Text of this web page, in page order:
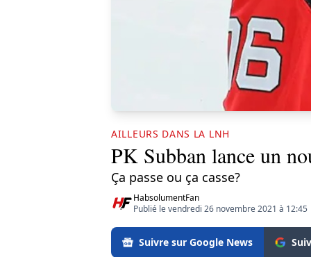
AILLEURS DANS LA LNH
PK Subban lance un
Ça passe ou ça casse?
HabsolumentFan
Publié le vendredi 26 novembre 2021 à 12:45
Suivre sur Google News